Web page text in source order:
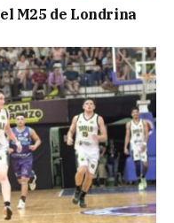
M25 de Londrina